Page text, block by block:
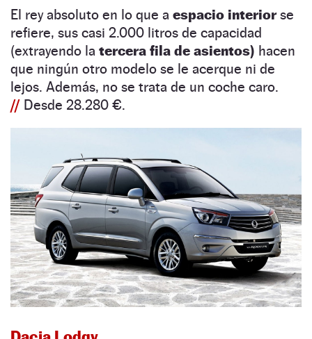
El rey absoluto en lo que a espacio interiorse
refiere, sus casi 2.000 litros de capacidad
(extrayendo la tercera fila de asientos) hacen
que ningún otro modelo se le acerque ni de
lejos. Además, no se trata de un coche caro.
// Desde 28.280 €.